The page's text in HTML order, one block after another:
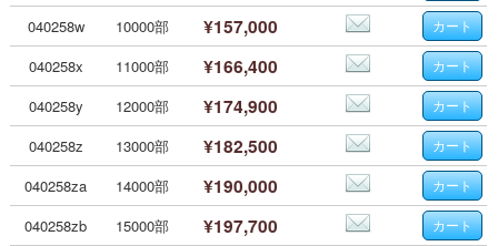
040258w 10000部 ¥157,000
040258x 11000部 ¥166,400
040258y 12000部 ¥174,900
040258z 13000部 ¥182,500
040258za 14000部 ¥190,000
040258zb 15000部 ¥197,700